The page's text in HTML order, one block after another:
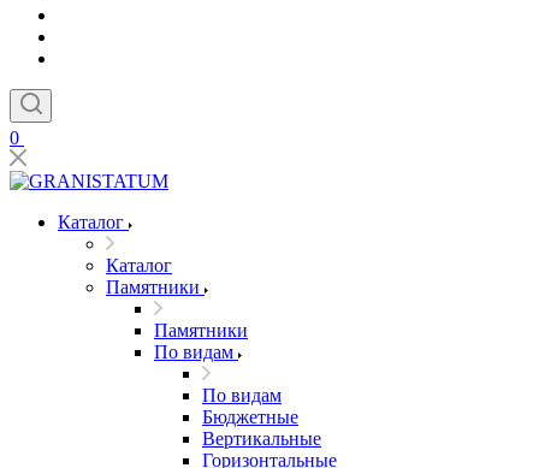
0
Каталог
Каталог
Памятники
Памятники
По видам
По видам
Бюджетные
Вертикальные
Горизонтальные